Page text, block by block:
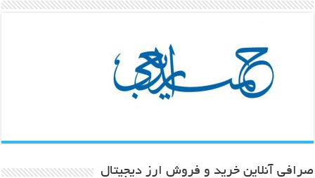
صرافی آنلاین خرید و فروش ارز دیجیتال